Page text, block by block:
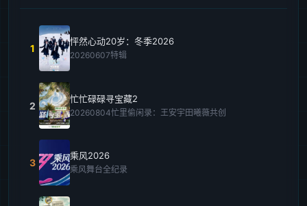
1
怦然心动20岁：冬季2026
20260607特辑
2
忙忙碌碌寻宝藏2
20260804忙里偷闲录：王安宇田曦薇共创
3
乘风2026
乘风舞台全纪录